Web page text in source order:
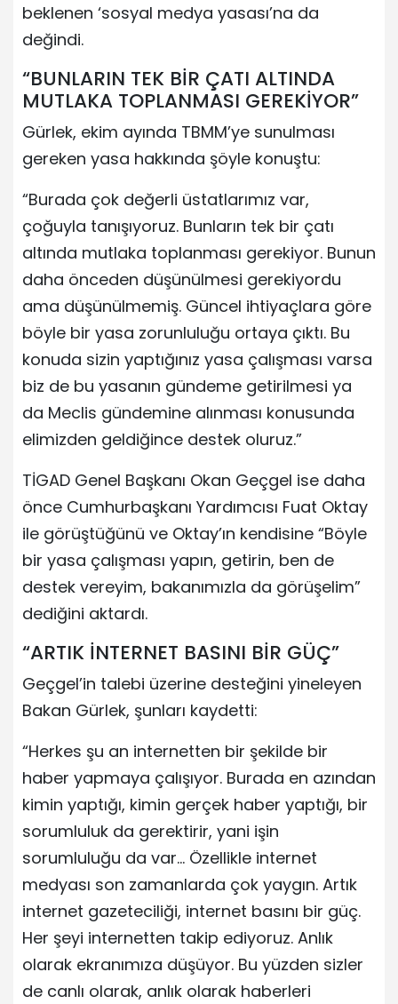
beklenen ‘sosyal medya yasası’na da
değindi.
“BUNLARIN TEK BİR ÇATI ALTINDA
MUTLAKA TOPLANMASI GEREKİYOR”
Gürlek, ekim ayında TBMM’ye sunulması
gereken yasa hakkında şöyle konuştu:
“Burada çok değerli üstatlarımız var,
çoğuyla tanışıyoruz. Bunların tek bir çatı
altında mutlaka toplanması gerekiyor. Bunun
daha önceden düşünülmesi gerekiyordu
ama düşünülmemiş. Güncel ihtiyaçlara göre
böyle bir yasa zorunluluğu ortaya çıktı. Bu
konuda sizin yaptığınız yasa çalışması varsa
biz de bu yasanın gündeme getirilmesi ya
da Meclis gündemine alınması konusunda
elimizden geldiğince destek oluruz.”
TİGAD Genel Başkanı Okan Geçgel ise daha
önce Cumhurbaşkanı Yardımcısı Fuat Oktay
ile görüştüğünü ve Oktay’ın kendisine “Böyle
bir yasa çalışması yapın, getirin, ben de
destek vereyim, bakanımızla da görüşelim”
dediğini aktardı.
“ARTIK İNTERNET BASINI BİR GÜÇ”
Geçgel’in talebi üzerine desteğini yineleyen
Bakan Gürlek, şunları kaydetti:
“Herkes şu an internetten bir şekilde bir
haber yapmaya çalışıyor. Burada en azından
kimin yaptığı, kimin gerçek haber yaptığı, bir
sorumluluk da gerektirir, yani işin
sorumluluğu da var… Özellikle internet
medyası son zamanlarda çok yaygın. Artık
internet gazeteciliği, internet basını bir güç.
Her şeyi internetten takip ediyoruz. Anlık
olarak ekranımıza düşüyor. Bu yüzden sizler
de canlı olarak, anlık olarak haberleri